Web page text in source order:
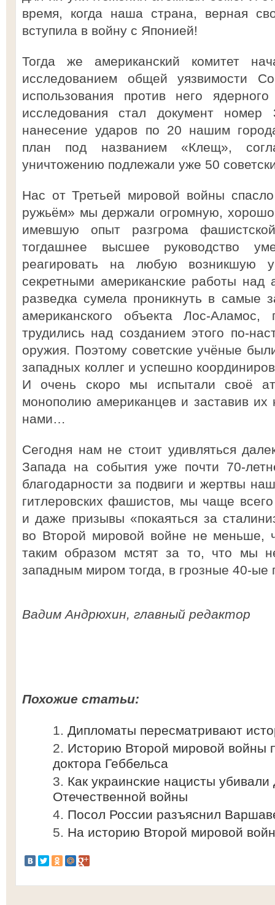
время, когда наша страна, верная
вступила в войну с Японией!
Тогда же американский комитет
исследованием общей уязвимости
использования против него
исследования стал документ номер
нанесение ударов по 20 нашим
план под названием «Клещ»,
уничтожению подлежали уже 50
Нас от Третьей мировой войны
ружьём» мы держали огромную,
имевшую опыт разгрома
тогдашнее высшее руководство
реагировать на любую возникшую
секретными американские работы над
разведка сумела проникнуть в самые
американского объекта Лос-
трудились над созданием этого по-
оружия. Поэтому советские учёные
западных коллег и успешно
И очень скоро мы испытали своё
монополию американцев и заставив их
нами…
Сегодня нам не стоит удивляться
Запада на события уже почти 70-
благодарности за подвиги и жертвы
гитлеровских фашистов, мы чаще
и даже призывы «покаяться за
во Второй мировой войне не меньше,
таким образом мстят за то, что мы
западным миром тогда, в грозные 40-ые
Вадим Андрюхин, главный редактор
Похожие статьи:
Дипломаты пересматривают
Историю Второй мировой войны
доктора Геббельса
Как украинские нацисты
Отечественной войны
Посол России разъяснил
На историю Второй мировой